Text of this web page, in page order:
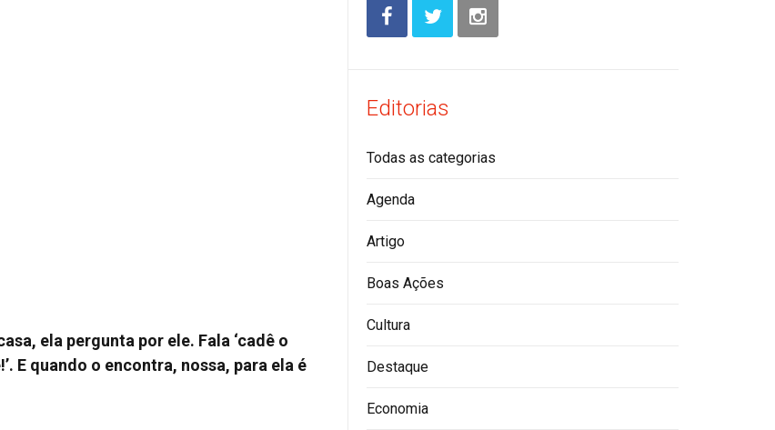
ela pergunta por ele. Fala ‘cadê o
E quando o encontra, nossa, para ela é
Editorias
Todas as categorias
Agenda
Artigo
Boas Ações
Cultura
Destaque
Economia